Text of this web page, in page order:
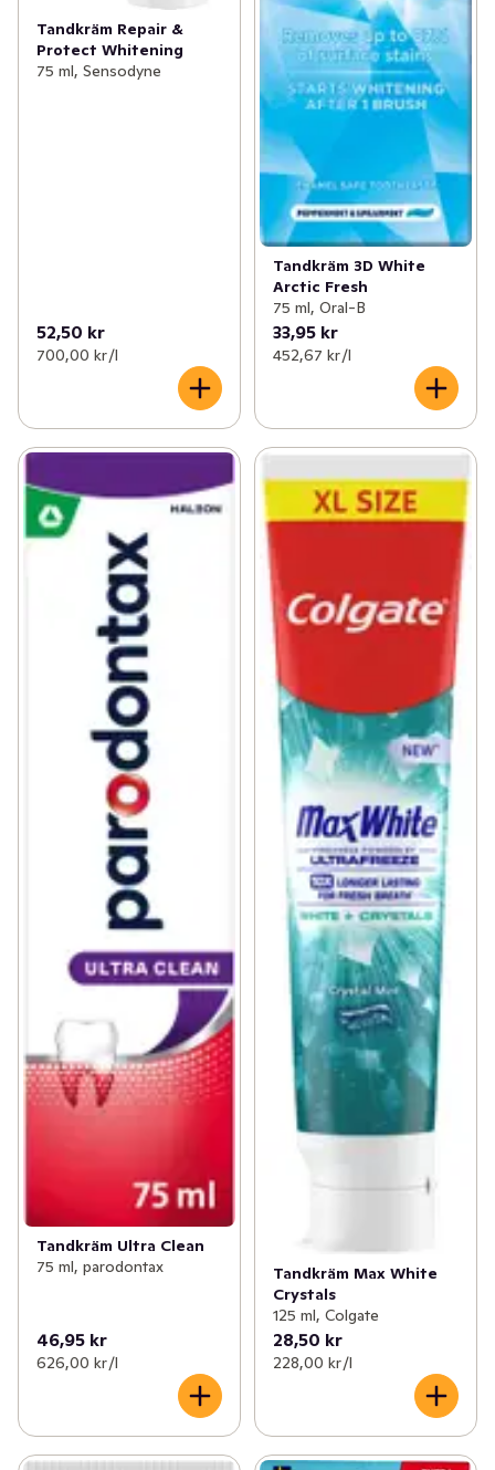
Tandkräm Repair &
Protect Whitening
75 ml, Sensodyne
52,50 kr
700,00 kr /l
Tandkräm 3D White
Arctic Fresh
75 ml, Oral-B
33,95 kr
452,67 kr /l
Tandkräm Ultra Clean
75 ml, parodontax
46,95 kr
626,00 kr /l
Tandkräm Max White
Crystals
125 ml, Colgate
28,50 kr
228,00 kr /l